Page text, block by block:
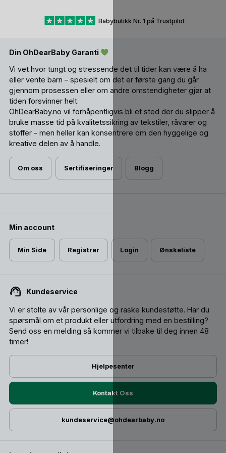
strand og små barn!
Babybutikk Nr. 1 på Trustpilot
Din OhDearBaby Garanti
Vi vet hvor tungt og stressende det til tider kan være å ha
eller vente barn – spesielt om det er første gang du går
gjennom prosessen eller om andre omstendigheter gjør at
tiden forsvinner helt.
OhDearBaby.no vil forhåpentligvis bli et sted der du slipper å
bruke masse tid på kvalitetssikring av tekstiler, råvarer og
stoffer – men heller kan konsentrere om den hyggelige og
kreative delen av å handle.
Om oss Sertifiseringer Blogg
Min account
Min Side Registrer Login Ønskeliste
Kundeservice
Vi er stolte av vår personlige og raske kundestøtte. Har du
spørsmål om et produkt eller utfordring med en bestilling?
Send oss ​​en melding så kommer vi tilbake til deg innen 48
timer!
Hjelpesenter
Kontakt Oss
kundeservice@ohdearbaby.no